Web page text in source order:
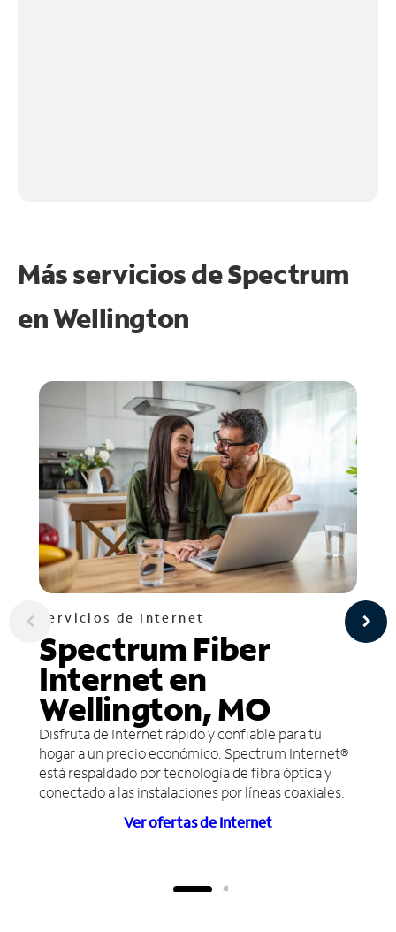
Más servicios de Spectrum
enWellington
Servicios de Internet
Spectrum Fiber
Internet en
Wellington, MO
Disfruta de Internet rápido y confiable para tu
hogar a un precio económico. Spectrum Internet®
está respaldado por tecnología de fibra óptica y
conectado a las instalaciones por líneas coaxiales.
Ver ofertas de Internet